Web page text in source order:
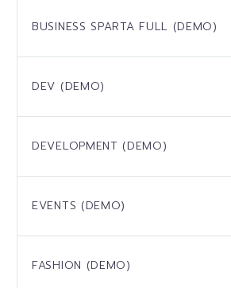
BUSINESS SPARTA FULL (DEMO)
DEV (DEMO)
DEVELOPMENT (DEMO)
EVENTS (DEMO)
FASHION (DEMO)